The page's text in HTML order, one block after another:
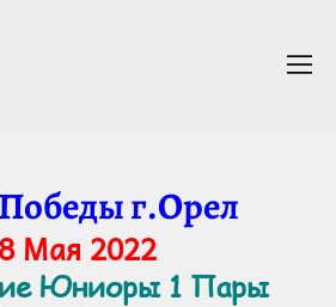
г.Орел
Мая 2022
Юниоры 1 Пары